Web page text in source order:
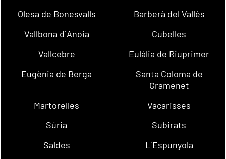
Olesa de Bonesvalls
Barberà del Vallès
Vallbona d´Anoia
Cubelles
Vallcebre
Eulàlia de Riuprimer
Eugènia de Berga
Santa Coloma de
Gramenet
Martorelles
Vacarisses
Súria
Subirats
Saldes
L´Espunyola